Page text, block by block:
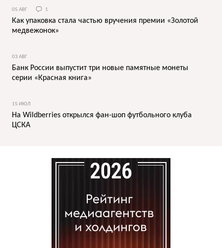
05 АВГ 1
Как упаковка стала частью вручения премии «Золотой
медвежонок»
03 АВГ
Банк России выпустит три новые памятные монеты
серии «Красная книга»
15 ИЮЛ
На Wildberries открылся фан-шоп футбольного клуба
ЦСКА